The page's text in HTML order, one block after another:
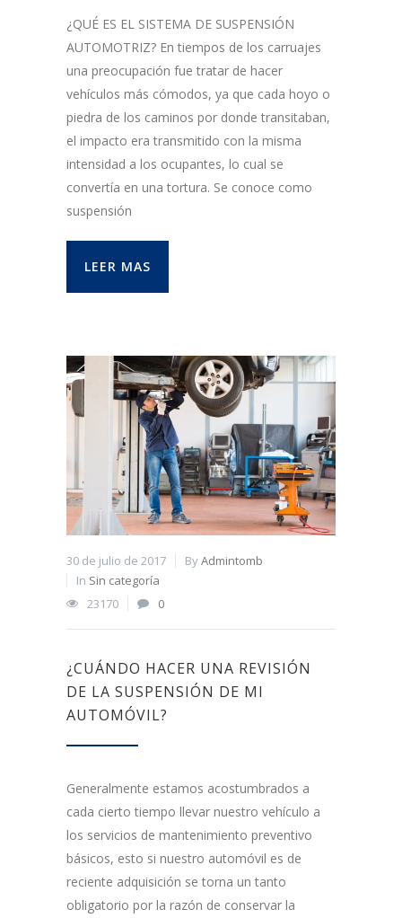
¿QUÉ ES EL SISTEMA DE SUSPENSIÓN
AUTOMOTRIZ? En tiempos de los carruajes
una preocupación fue tratar de hacer
vehículos más cómodos, ya que cada hoyo o
piedra de los caminos por donde transitaban,
el impacto era transmitido con la misma
intensidad a los ocupantes, lo cual se
convertía en una tortura. Se conoce como
suspensión
LEER MAS
30 de julio de 2017 ByAdmintomb
In Sin categoría
23170
0
¿CUÁNDO HACER UNA REVISIÓN
DE LA SUSPENSIÓN DE MI
AUTOMÓVIL?
Generalmente estamos acostumbrados a
cada cierto tiempo llevar nuestro vehículo a
los servicios de mantenimiento preventivo
básicos, esto si nuestro automóvil es de
reciente adquisición se torna un tanto
obligatorio por la razón de conservar la